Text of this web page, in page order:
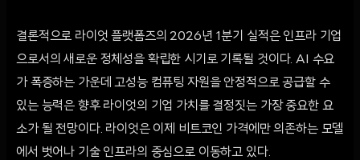
결론적으로 라이엇 플랫폼즈의 2026년 1분기 실적은 인프라 기업
으로서의 새로운 정체성을 확립한 시기로 기록될 것이다. AI 수요
가 폭증하는 가운데 고성능 컴퓨팅 자원을 안정적으로 공급할 수
있는 능력은 향후 라이엇의 기업 가치를 결정짓는 가장 중요한 요
소가 될 전망이다. 라이엇은 이제 비트코인 가격에만 의존하는 모델
에서 벗어나 기술 인프라의 중심으로 이동하고 있다.